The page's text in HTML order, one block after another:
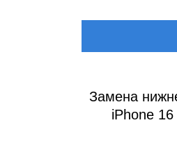
Замена
iPhone